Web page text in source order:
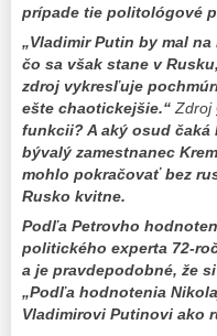
prípade tie politológové
„Vladimir Putin by mal
čo sa však stane v
zdroj vykresľuje
ešte chaotickejšie.“ Zdroj
funkcii? A aký osud čaká
bývalý zamestnanec
mohlo pokračovať bez
Rusko kvitne.
Podľa Petrovho
politického experta 72-
a je pravdepodobné, že
„Podľa hodnotenia
Vladimirovi Putinovi ako